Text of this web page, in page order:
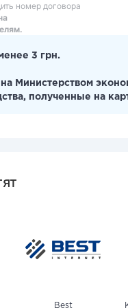
номер договора
3 грн.
Министерством
полученные на
Best